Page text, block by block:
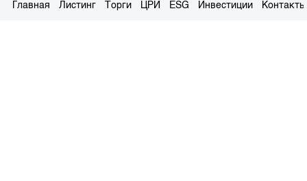
Главная Листинг Торги ЦРИ ESG Инвестиции Контакты
Центр раскрытия информации